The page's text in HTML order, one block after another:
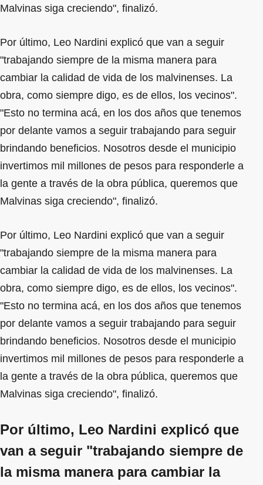
Malvinas siga creciendo", finalizó.
Por último, Leo Nardini explicó que van a seguir
"trabajando siempre de la misma manera para
cambiar la calidad de vida de los malvinenses. La
obra, como siempre digo, es de ellos, los vecinos".
"Esto no termina acá, en los dos años que tenemos
por delante vamos a seguir trabajando para seguir
brindando beneficios. Nosotros desde el municipio
invertimos mil millones de pesos para responderle a
la gente a través de la obra pública, queremos que
Malvinas siga creciendo", finalizó.
Por último, Leo Nardini explicó que van a seguir
"trabajando siempre de la misma manera para
cambiar la calidad de vida de los malvinenses. La
obra, como siempre digo, es de ellos, los vecinos".
"Esto no termina acá, en los dos años que tenemos
por delante vamos a seguir trabajando para seguir
brindando beneficios. Nosotros desde el municipio
invertimos mil millones de pesos para responderle a
la gente a través de la obra pública, queremos que
Malvinas siga creciendo", finalizó.
Por último, Leo Nardini explicó que
van a seguir "trabajando siempre de
la misma manera para cambiar la